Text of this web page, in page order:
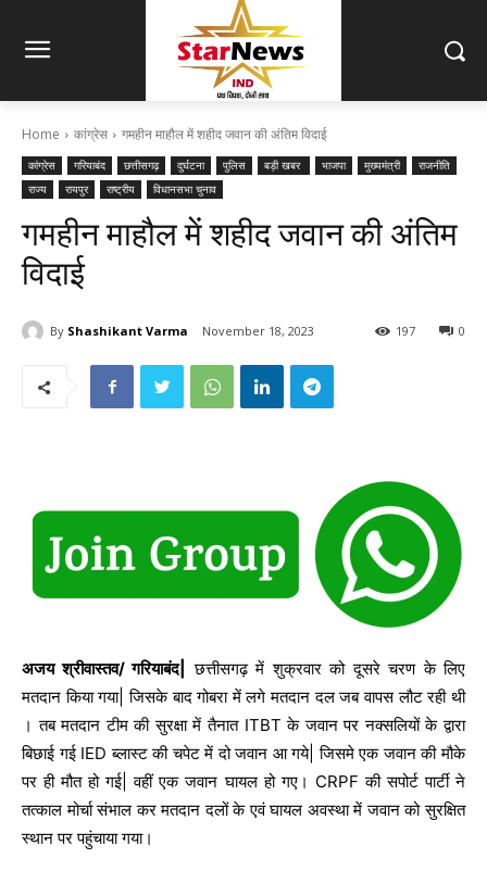
Home कांग्रेस गमहीन माहौल में शहीद जवान की अंतिम विदाई
कांग्रेस गरियाबंद छत्तीसगढ़ दुर्घटना पुलिस बड़ी खबर भाजपा मुख्यमंत्री
राजनीति
राज्य
रायपुर राष्ट्रीय विधानसभा चुनाव
गमहीन माहौल में शहीद जवान की अंतिम
विदाई
By Shashikant Varma November 18, 2023 0
197
अजय श्रीवास्तव/ गरियाबंद|
छत्तीसगढ़ में शुक्रवार को दूसरे चरण के लिए
मतदान किया गया| जिसके बाद गोबरा में लगे मतदान दल जब वापस लौट रही थी
। तब मतदान टीम की सुरक्षा में तैनात ITBT के जवान पर नक्सलियों के द्वारा
बिछाई गई IED ब्लास्ट की चपेट में दो जवान आ गये| जिसमे एक जवान की मौके
पर ही मौत हो गई| वहीं एक जवान घायल हो गए। CRPF की सपोर्ट पार्टी ने
तत्काल मोर्चा संभाल कर मतदान दलों के एवं घायल अवस्था में जवान को सुरक्षित
स्थान पर पहुंचाया गया।